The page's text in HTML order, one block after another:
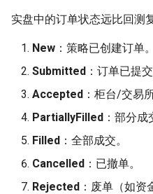
实盘中的订单状态远比回测
New ：策略已创建订单。
Submitted ：订单已提
Accepted ：柜台/交易
PartiallyFilled ：部分成
Filled ：全部成交。
Cancelled ：已撤单。
Rejected ：废单（如